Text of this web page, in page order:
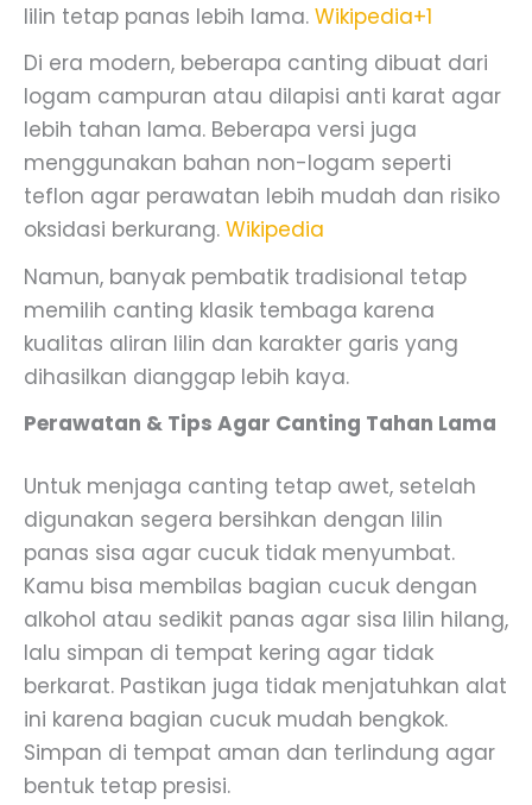
lilin tetap panas lebih lama. Wikipedia+1
Di era modern, beberapa canting dibuat dari
logam campuran atau dilapisi anti karat agar
lebih tahan lama. Beberapa versi juga
menggunakan bahan non-logam seperti
teflon agar perawatan lebih mudah dan risiko
oksidasi berkurang. Wikipedia
Namun, banyak pembatik tradisional tetap
memilih canting klasik tembaga karena
kualitas aliran lilin dan karakter garis yang
dihasilkan dianggap lebih kaya.
Perawatan & Tips Agar Canting Tahan Lama
Untuk menjaga canting tetap awet, setelah
digunakan segera bersihkan dengan lilin
panas sisa agar cucuk tidak menyumbat.
Kamu bisa membilas bagian cucuk dengan
alkohol atau sedikit panas agar sisa lilin hilang,
lalu simpan di tempat kering agar tidak
berkarat. Pastikan juga tidak menjatuhkan alat
ini karena bagian cucuk mudah bengkok.
Simpan di tempat aman dan terlindung agar
bentuk tetap presisi.